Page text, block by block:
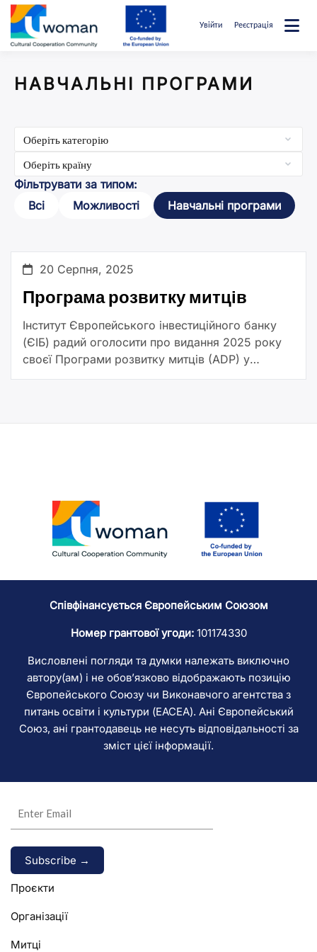
Перейти
до
вмісту
Увійти Реєстрація
НАВЧАЛЬНІ ПРОГРАМИ
Фільтрувати за типом:
Всі
Можливості Навчальні програми
20 Серпня, 2025
Програма розвитку митців
Інститут Європейського інвестиційного банку
(ЄІБ) радий оголосити про видання 2025 року
своєї Програми розвитку митців (ADP) у
партнерстві з Cité internationale des arts (Париж)
Співфінансується Європейським Союзом
Номер грантової угоди:101174330
Висловлені погляди та думки належать виключно
автору(ам) і не обов’язково відображають позицію
Європейського Союзу чи Виконавчого агентства з
питань освіти і культури (EACEA). Ані Європейський
Союз, ані грантодавець не несуть відповідальності за
зміст цієї інформації.
Alternative:
Проєкти
Організації
Митці